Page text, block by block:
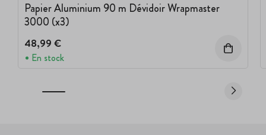
Papier Aluminium 90 m Dévidoir Wrapmaster
3000 (x3)
48,99 €
En stock